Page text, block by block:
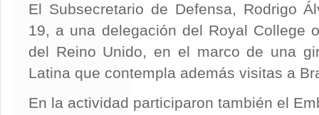
El Subsecretario de Defensa, Rodrigo
19, a una delegación del Royal College
del Reino Unido, en el marco de una
Latina que contempla además visitas a
En la actividad participaron también el